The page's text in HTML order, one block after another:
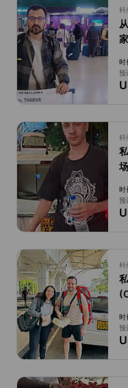
科
时
预
科
时
预
科
时
预